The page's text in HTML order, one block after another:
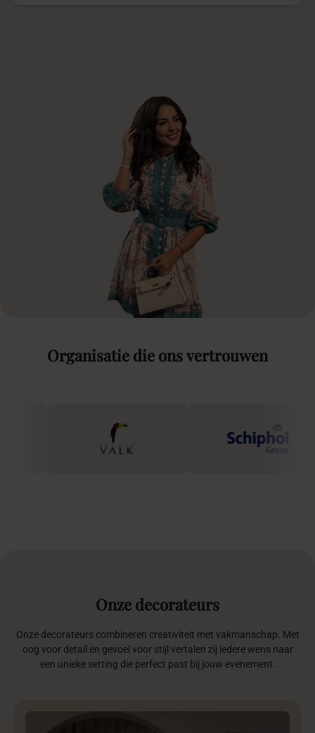
Organisatie die onsvertrouwen
Onze decorateurs
Onze decorateurs combineren creativiteit met vakmanschap. Met
oog voor detail en gevoel voor stijl vertalen zij iedere wens naar
een unieke setting die perfect past bij jouw evenement.